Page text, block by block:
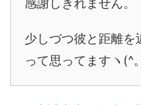
感謝しきれません。
少しづつ彼と距離を
って思ってますヽ(^